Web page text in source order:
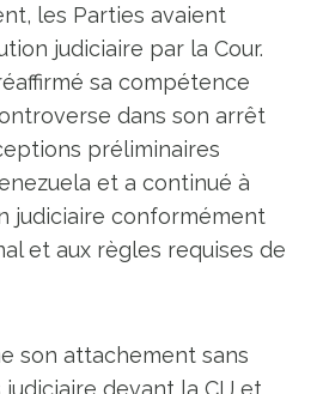
les Parties avaient
judiciaire par la Cour.
sa compétence
dans son arrêt
préliminaires
et a continué à
judiciaire conformément
et aux règles requises de
son attachement sans
devant la CIJ et